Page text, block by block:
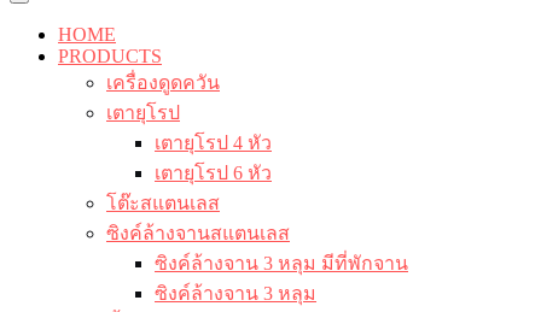
HOME
PRODUCTS
เครื่องดูดควัน
เตายุโรป
เตายุโรป 4 หัว
เตายุโรป 6 หัว
โต๊ะสแตนเลส
ซิงค์ล้างจานสแตนเลส
ซิงค์ล้างจาน 3 หลุม มีที่พักจาน
ซิงค์ล้างจาน 3 หลุม